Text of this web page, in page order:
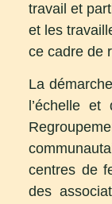
travail et
et les
ce cadre de
La
l’échelle et
centres de
des